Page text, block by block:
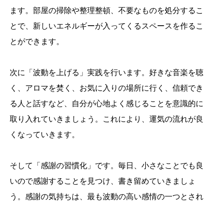
ます。部屋の掃除や整理整頓、不要なものを処分するこ
とで、新しいエネルギーが入ってくるスペースを作るこ
とができます。
次に「波動を上げる」実践を行います。好きな音楽を聴
く、アロマを焚く、お気に入りの場所に行く、信頼でき
る人と話すなど、自分が心地よく感じることを意識的に
取り入れていきましょう。これにより、運気の流れが良
くなっていきます。
そして「感謝の習慣化」です。毎日、小さなことでも良
いので感謝することを見つけ、書き留めていきましょ
う。感謝の気持ちは、最も波動の高い感情の一つとされ